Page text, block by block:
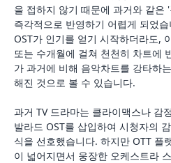
을 접하지 않기 때문에 과거와 같은
즉각적으로 반영하기 어렵게 되었
OST가 인기를 얻기 시작하더라도,
또는 수개월에 걸쳐 천천히 차트에
가 과거에 비해 음악차트를 강타하
해진 것으로 볼 수 있습니다.
과거 TV 드라마는 클라이맥스나 감
발라드 OST를 삽입하여 시청자의
식을 선호했습니다. 하지만 OTT 플
이 넓어지면서 웅장한 오케스트라